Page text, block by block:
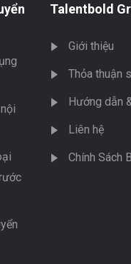
Talentbold
Giới thiệu
Thỏa thuận
Hướng dẫn
Liên hệ
Chính Sách